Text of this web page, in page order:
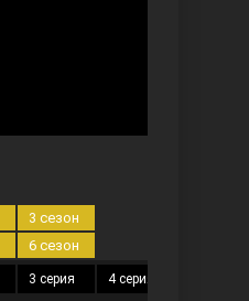
3 сезон
6 сезон
3 серия 4 серия